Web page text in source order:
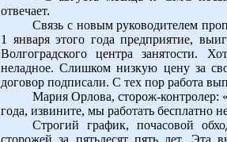
отвечает.
Связь с новым руководителем
1 января этого года предприятие,
Волгоградского центра занятости.
неладное. Слишком низкую цену за
договор подписали. С тех пор работа
Мария Орлова, сторож-контролер:
года, извините, мы работать бесплатно
Строгий график, почасовой
сторожей за пятьдесят пять лет. Эта